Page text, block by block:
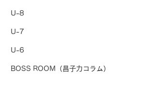
U-8
U-7
U-6
BOSS ROOM（昌子力コラム）